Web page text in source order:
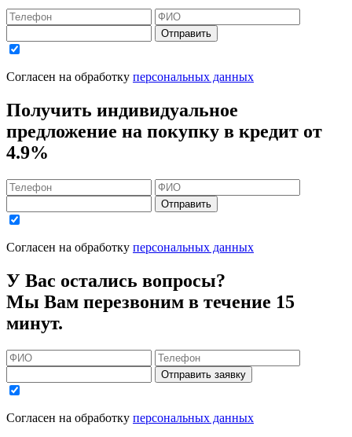
Отправить
Согласен на обработку персональных данных
Получить индивидуальное
предложение на покупку в кредит от
4.9%
Отправить
Согласен на обработку персональных данных
У Вас остались вопросы?
Мы Вам перезвоним в течение 15
минут.
Отправить заявку
Согласен на обработку персональных данных